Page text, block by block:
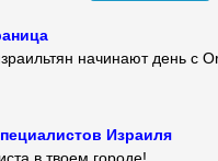
начинают день с
Израиля